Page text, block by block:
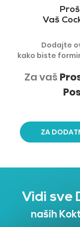
Vaš
Dodajte
kako biste
Za vaš
ZA
Vidi sve
naših